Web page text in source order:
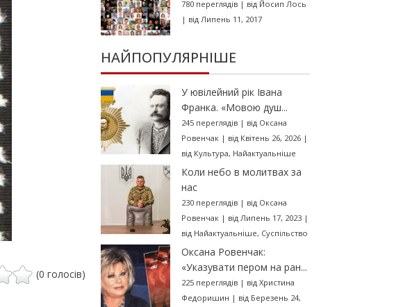
(0 голосів)
780 переглядів| від Йосип Лось
| від Липень 11, 2017
НАЙПОПУЛЯРНІШЕ
У ювілейний рік Івана
Франка. «Мовою душ...
245 переглядів| від Оксана
Ровенчак| від Квітень 26, 2026|
від Культура, Найактуальніше
Коли небо в молитвах за
нас
230 переглядів| від Оксана
Ровенчак| від Липень 17, 2023|
від Найактуальніше, Суспільство
Оксана Ровенчак:
«Указувати пером на ран...
225 переглядів| від Христина
Федоришин | від Березень 24,